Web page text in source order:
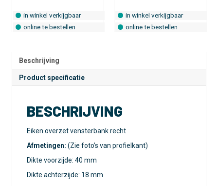
in winkel verkijgbaar
online te bestellen
in winkel verkijgbaar
online te bestellen
Beschrijving
Product specificatie
BESCHRIJVING
Eiken overzet vensterbank recht
Afmetingen: (Zie foto’s van profielkant)
Dikte voorzijde: 40 mm
Dikte achterzijde: 18 mm